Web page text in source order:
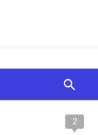
On
!
2